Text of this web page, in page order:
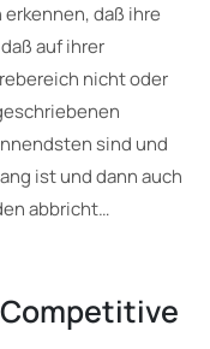
daß ihre
auf ihrer
nicht oder
sind und
ist und dann auch
abbricht…
Competitive